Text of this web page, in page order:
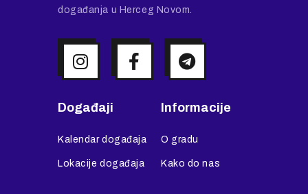
događanja u Herceg Novom.
Događaji
Kalendar događaja
Lokacije događaja
Informacije
O gradu
Kako do nas